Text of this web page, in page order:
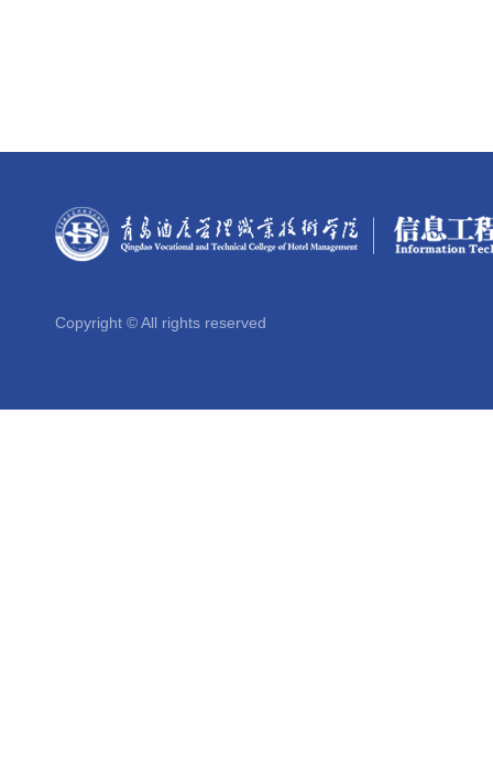
Copyright © All rights reserved